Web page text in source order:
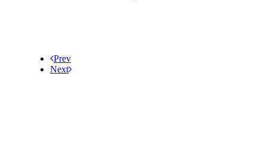
Prev
Next